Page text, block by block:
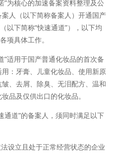
”为核心的加速备案资料整理及公
人（以下简称备案人）开通国产
以下简称“快速通道”），以下均
项具体工作。
”适用于国产普通化妆品的首次备
：牙膏、儿童化妆品、使用新原
、去屑、除臭、无泪配方、温和
品及仅供出口的化妆品。
通道”的备案人，须同时满足以下
设立且处于正常经营状态的企业